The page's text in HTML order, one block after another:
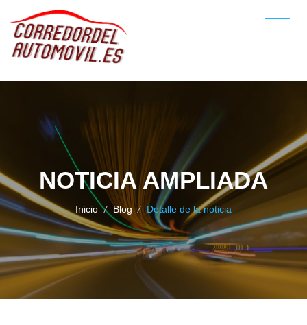
NOTICIA AMPLIADA
Inicio / Blog / Detalle de la noticia